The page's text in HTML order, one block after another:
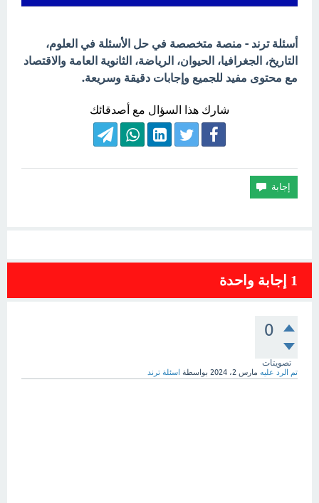
أسئلة ترند - منصة متخصصة في حل الأسئلة في العلوم،
التاريخ، الجغرافيا، الحيوان، الرياضة، الثانوية العامة والاقتصاد
مع محتوى مفيد للجميع وإجابات دقيقة وسريعة.
شارك هذا السؤال مع أصدقائك
1 إجابة واحدة
0
تصويتات
تم الرد عليه مارس 2، 2024 بواسطة اسئلة ترند